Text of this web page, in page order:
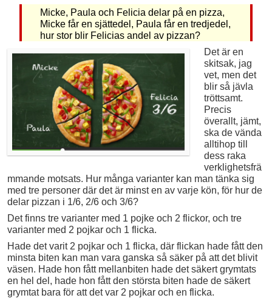
Micke, Paula och Felicia delar på en pizza,
Micke får en sjättedel, Paula får en tredjedel,
hur stor blir Felicias andel av pizzan?
Det är en
skitsak, jag
vet, men det
blir så jävla
tröttsamt.
Precis
överallt, jämt,
ska de vända
alltihop till
dess raka
verklighetsfrä
mmande motsats. Hur många varianter kan man tänka sig
med tre personer där det är minst en av varje kön, för hur de
delar pizzan i 1/6, 2/6 och 3/6?
Det finns tre varianter med 1 pojke och 2 flickor, och tre
varianter med 2 pojkar och 1 flicka.
Hade det varit 2 pojkar och 1 flicka, där flickan hade fått den
minsta biten kan man vara ganska så säker på att det blivit
väsen. Hade hon fått mellanbiten hade det säkert grymtats
en hel del, hade hon fått den största biten hade de säkert
grymtat bara för att det var 2 pojkar och en flicka.